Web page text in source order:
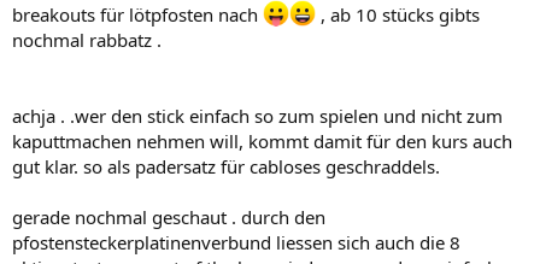
breakouts für lötpfosten nach
, ab 10 stücks gibts
nochmal rabbatz .
achja . .wer den stick einfach so zum spielen und nicht zum
kaputtmachen nehmen will, kommt damit für den kurs auch
gut klar. so als padersatz für cabloses geschraddels.
gerade nochmal geschaut . durch den
pfostensteckerplatinenverbund liessen sich auch die 8